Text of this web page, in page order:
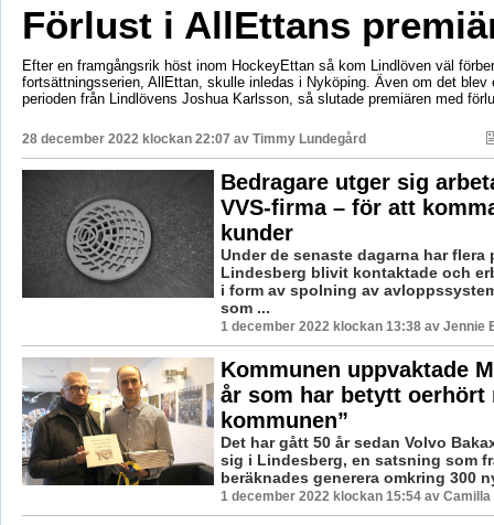
Förlust i AllEttans
Efter en framgångsrik höst inom HockeyEttan så kom Lindlöven väl
fortsättningsserien, AllEttan, skulle inledas i Nyköping. Även om det blev
perioden från Lindlövens Joshua Karlsson, så slutade premiären med
28 december 2022 klockan 22:07 av Timmy Lundegård
Bedragare utger sig
VVS-firma – för att
kunder
Under de senaste dagarna har flera
Lindesberg blivit kontaktade och
i form av spolning av
som ...
1 december 2022 klockan 13:38 av Jennie
Kommunen uppvaktade
år som har betytt oerhört
kommunen”
Det har gått 50 år sedan Volvo
sig i Lindesberg, en satsning som
beräknades generera omkring 300
1 december 2022 klockan 15:54 av Camilla